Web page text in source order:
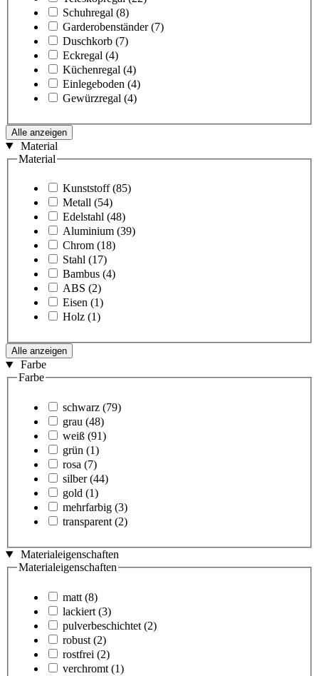
Schuhregal (8)
Garderobenständer (7)
Duschkorb (7)
Eckregal (4)
Küchenregal (4)
Einlegeboden (4)
Gewürzregal (4)
Alle anzeigen
Material
Material
Kunststoff (85)
Metall (54)
Edelstahl (48)
Aluminium (39)
Chrom (18)
Stahl (17)
Bambus (4)
ABS (2)
Eisen (1)
Holz (1)
Alle anzeigen
Farbe
Farbe
schwarz (79)
grau (48)
weiß (91)
grün (1)
rosa (7)
silber (44)
gold (1)
mehrfarbig (3)
transparent (2)
Materialeigenschaften
Materialeigenschaften
matt (8)
lackiert (3)
pulverbeschichtet (2)
robust (2)
rostfrei (2)
verchromt (1)